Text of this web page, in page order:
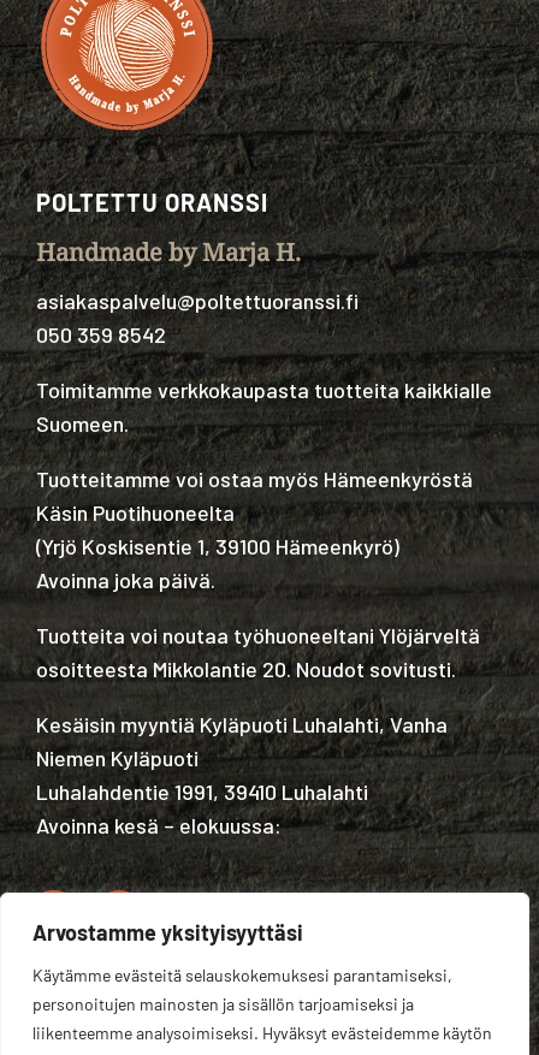
Arvostamme yksityisyyttäsi
Käytämme evästeitä selauskokemuksesi parantamiseksi,
personoitujen mainosten ja sisällön tarjoamiseksi ja
liikenteemme analysoimiseksi. Hyväksyt evästeidemme käytön
POLTETTU ORANSSI
Handmade by Marja H.
asiakaspalvelu@poltettuoranssi.fi
050 359 8542
Toimitamme verkkokaupasta tuotteita kaikkialle
Suomeen.
Tuotteitamme voi ostaa myös Hämeenkyröstä
Käsin Puotihuoneelta
(Yrjö Koskisentie 1, 39100 Hämeenkyrö)
Avoinna joka päivä.
Tuotteita voi noutaa työhuoneeltani Ylöjärveltä
osoitteesta Mikkolantie 20. Noudot sovitusti.
Kesäisin myyntiä Kyläpuoti Luhalahti, Vanha
Niemen Kyläpuoti
Luhalahdentie 1991, 39410 Luhalahti
Avoinna kesä – elokuussa:
Tietosuojaseloste